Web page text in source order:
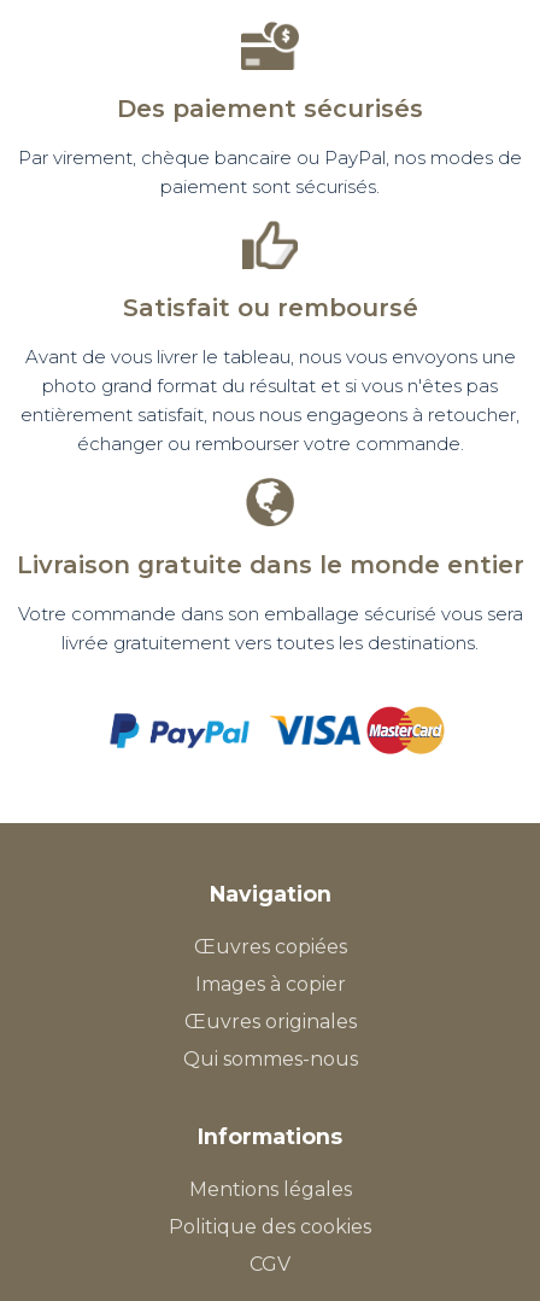
Des paiement sécurisés
Par virement, chèque bancaire ou PayPal, nos modes de
paiement sont sécurisés.
Satisfait ou remboursé
Avant de vous livrer le tableau, nous vous envoyons une
photo grand format du résultat et si vous n'êtes pas
entièrement satisfait, nous nous engageons à retoucher,
échanger ou rembourser votre commande.
Livraison gratuite dans le monde entier
Votre commande dans son emballage sécurisé vous sera
livrée gratuitement vers toutes les destinations.
Navigation
Œuvres copiées
Images à copier
Œuvres originales
Qui sommes-nous
Informations
Mentions légales
Politique des cookies
CGV